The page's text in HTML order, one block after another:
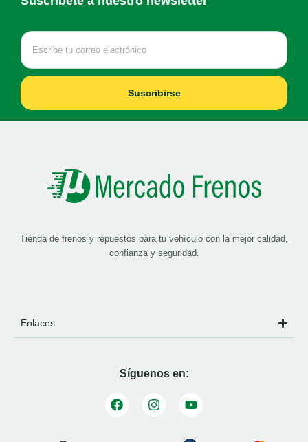
Suscribirse
Tienda de frenos y repuestos para tu vehículo con la mejor calidad,
confianza y seguridad.
Enlaces
Síguenos en: